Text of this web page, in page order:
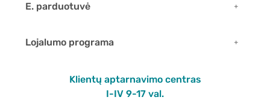
E. parduotuvė
Lojalumo programa
Klientų aptarnavimo centras
I-IV 9-17 val.